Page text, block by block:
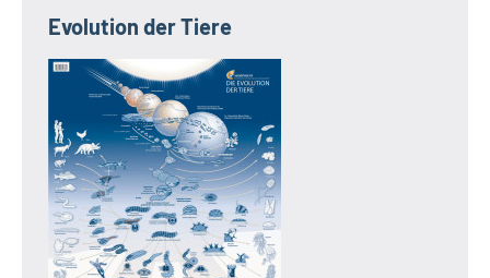
Evolution der Tiere